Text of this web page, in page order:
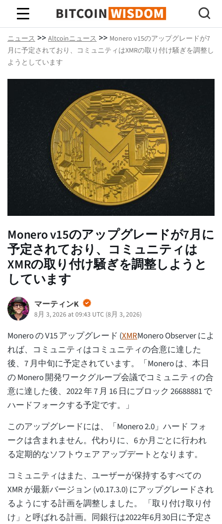
ビットコインの知恵
ニュース >> Altcoinニュース >> Monero v15のアップグレードが7
月に予定されており、コミュニティはXMRの取り付け騒ぎを調整し
ようとしています
Monero v15のアップグレードが7月に
予定されており、コミュニティは
XMRの取り付け騒ぎを調整しようと
しています
マーティンK
8月 3, 2026 at 09:43 UTC (8月 3, 2026)
Monero の V15 アップグレード (XMRMonero Observer によ
れば、コミュニティはコミュニティの合意に達した
後、7 月中旬に予定されています。「Monero は、本日
の Monero 開発ワークグループ会議でコミュニティの合
意に達した後、2022 年 7 月 16 日にブロック 26688881 で
ハードフォークする予定です。」
このアップグレードには、「Monero 2.0」ハード フォ
ークは含まれません。代わりに、6 か月ごとに行われ
る定期的なソフトウェア アップデートとなります。
コミュニティはまた、ユーザーが保持するすべての
XMR が最新バージョン (v0.17.3.0) にアップグレードされ
るようにする計画を調整しました。 「取り付け取り付
け」と呼ばれる計画。同銀行は2022年6月30日に予定さ